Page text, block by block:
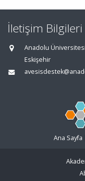
İletişim Bilgileri
Anadolu
Eskişehir
Ana Sayfa